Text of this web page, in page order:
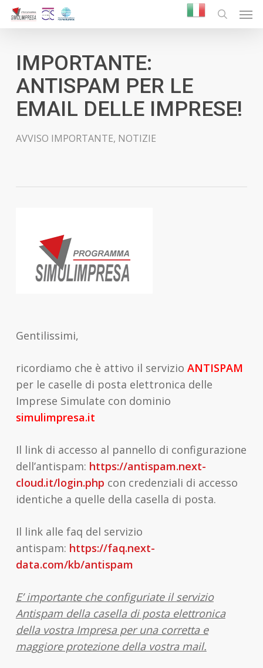
Skip
content
search
IMPORTANTE:
ANTISPAM PER LE
EMAIL DELLE IMPRESE!
AVVISO IMPORTANTE, NOTIZIE
Gentilissimi,
ricordiamo che è attivo il servizio ANTISPAM
per le caselle di posta elettronica delle
Imprese Simulate con dominio
simulimpresa.it
Il link di accesso al pannello di configurazione
dell’antispam: https://antispam.next-
cloud.it/login.php con credenziali di accesso
identiche a quelle della casella di posta.
Il link alle faq del servizio
antispam: https://faq.next-
data.com/kb/antispam
E’ importante che configuriate il servizio
Antispam della casella di posta elettronica
della vostra Impresa per una corretta e
maggiore protezione della vostra mail.